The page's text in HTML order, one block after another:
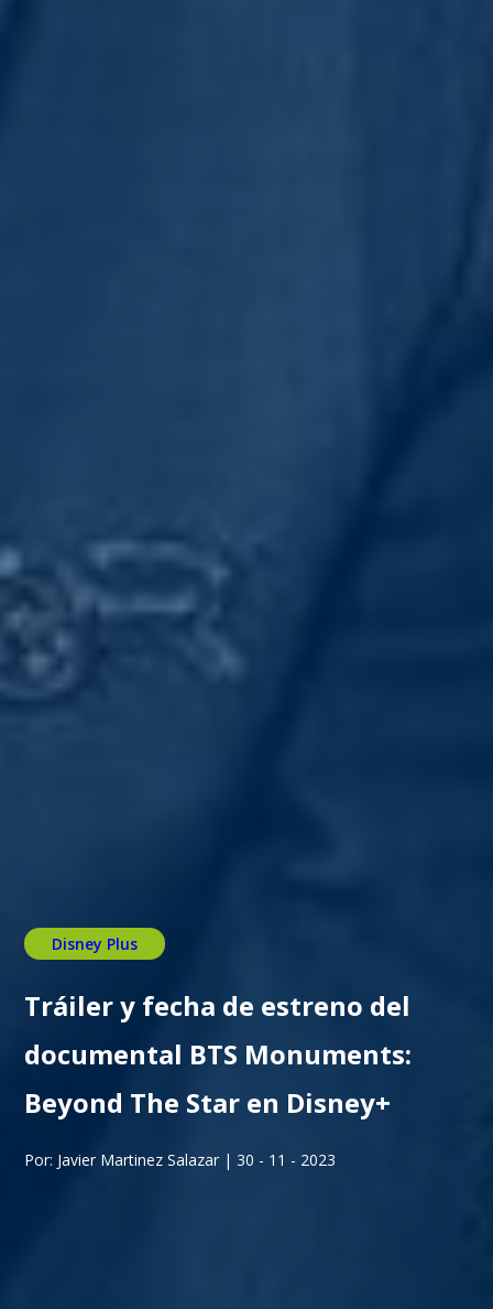
Disney Plus
Tráiler y fecha de estreno del
documental BTS Monuments:
Beyond The Star en Disney+
Por: Javier Martinez Salazar | 30 - 11 - 2023